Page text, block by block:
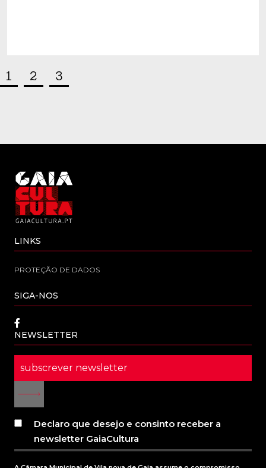
1 2 3
LINKS
PROTEÇÃO DE DADOS
SIGA-NOS
NEWSLETTER
Declaro que desejo e consinto receber a
newsletter GaiaCultura